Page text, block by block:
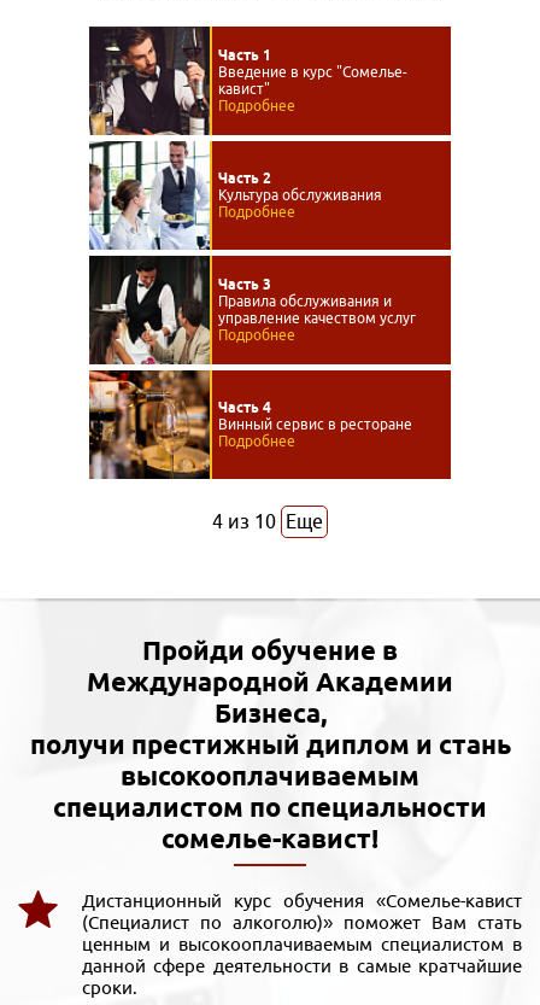
Часть 1
Введение в курс "Сомелье-
кавист"
Подробнее
Часть 2
Культура обслуживания
Подробнее
Часть 3
Правила обслуживания и
управление качеством услуг
Подробнее
Часть 4
Винный сервис в ресторане
Подробнее
4 из 10 Еще
Пройди обучение в
Международной Академии
Бизнеса,
получи престижный диплом и стань
высокооплачиваемым
специалистом по специальности
сомелье-кавист!
Дистанционный курс обучения «Сомелье-кавист
(Специалист по алкоголю)» поможет Вам стать
ценным и высокооплачиваемым специалистом в
данной сфере деятельности в самые кратчайшие
сроки.